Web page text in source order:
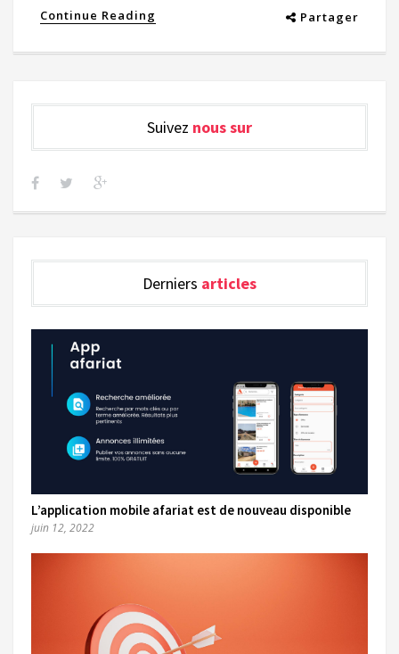
Continue Reading Partager
Suivez nous sur
Derniers articles
L’application mobile afariat est de nouveau disponible
juin 12, 2022